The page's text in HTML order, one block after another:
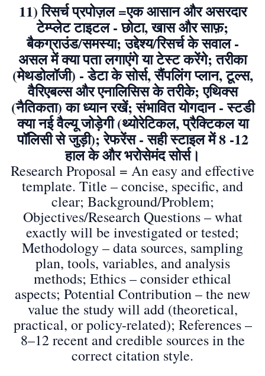
11) रिसर्च प्रपोज़ल =एक आसान और असरदार
टेम्प्लेट टाइटल - छोटा, खास और साफ़;
बैकग्राउंड/समस्या; उद्देश्य/रिसर्च के सवाल -
असल में क्या पता लगाएंगे या टेस्ट करेंगे; तरीका
(मेथडोलॉजी) - डेटा के सोर्स, सैंपलिंग प्लान, टूल्स,
वैरिएबल्स और एनालिसिस के तरीके; एथिक्स
(नैतिकता) का ध्यान रखें; संभावित योगदान - स्टडी
क्या नई वैल्यू जोड़ेगी (थ्योरेटिकल, प्रैक्टिकल या
पॉलिसी से जुड़ी); रेफरेंस - सही स्टाइल में 8 -12
हाल के और भरोसेमंद सोर्स।
Research Proposal = An easy and effective
template. Title – concise, specific, and
clear; Background/Problem;
Objectives/Research Questions – what
exactly will be investigated or tested;
Methodology – data sources, sampling
plan, tools, variables, and analysis
methods; Ethics – consider ethical
aspects; Potential Contribution – the new
value the study will add (theoretical,
practical, or policy-related); References –
8–12 recent and credible sources in the
correct citation style.